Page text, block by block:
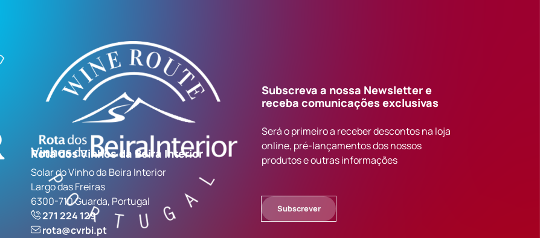
Rota dos Vinhos da Beira Interior
Solar do Vinho da Beira Interior
Largo das Freiras
6300-710 Guarda, Portugal
271 224 129
rota@cvrbi.pt
Subscreva a nossa Newsletter e
receba comunicações exclusivas
Será o primeiro a receber descontos na loja
online, pré-lançamentos dos nossos
produtos e outras informações
Subscrever